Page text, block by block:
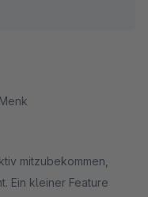
gelaufen bist
aktiviert ist als
dieser zwingend
mitzubekommen,
Ein kleiner Feature